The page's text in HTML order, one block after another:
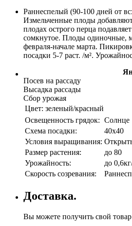
Раннеспелый (90-100 дней от
Измельченные плоды
плодах острого перца
сомкнутое. Плоды одиночные,
февраля-начале марта.
посадки 5-7 раст. /м².
Посев на рассаду
Высадка рассады
Сбор урожая
Цвет: зеленый/красный
Освещенность грядок: Солнце
Схема посадки:
40х40
Условия выращивания:
Размер растения:
до 80
Урожайность:
до
Скорость созревания:
Доставка.
Вы можете получить свой